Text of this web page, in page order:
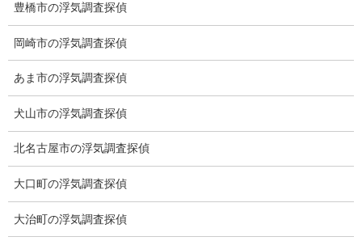
ブログ (496)
お知らせ (1)
メニュー
トップ
豊橋市の浮気調査探偵
岡崎市の浮気調査探偵
あま市の浮気調査探偵
犬山市の浮気調査探偵
北名古屋市の浮気調査探偵
大口町の浮気調査探偵
大治町の浮気調査探偵